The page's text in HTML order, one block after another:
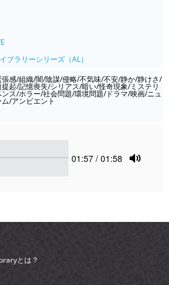
ブラリーシリーズ（AL）
感/組織/闇/陰謀/侵略/不気味/不安/静か/静けさ/
起/記憶喪失/シリアス/暗い/怪奇現象/ミステリ
ス/ホラー/社会問題/環境問題/ドラマ/映画/ニュ
/アンビエント
Current
01:57 / 01:58
とは？